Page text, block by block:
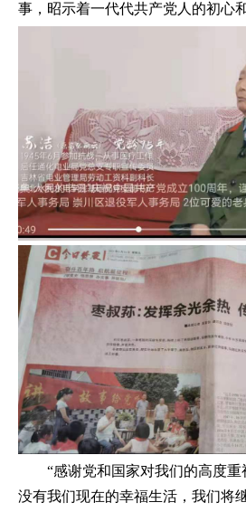
事，昭示着一代代共产党人的初心
“感谢党和国家对我们的高度重
没有我们现在的幸福生活，我们将